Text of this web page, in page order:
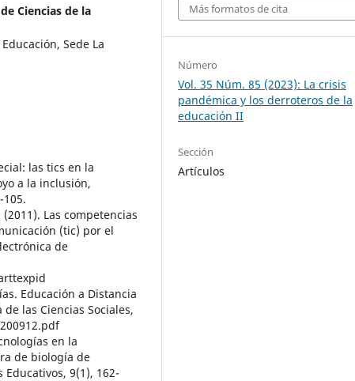
Ciencias de la
Sede La
las tics en la
a la inclusión,
Las competencias
(tic) por el
de
Educación a Distancia
las Ciencias Sociales,
en la
de biología de
9(1), 162-
Más formatos de cita
Número
Vol. 35 Núm. 85 (2023): La crisis
pandémica y los derroteros de la
educación II
Sección
Artículos